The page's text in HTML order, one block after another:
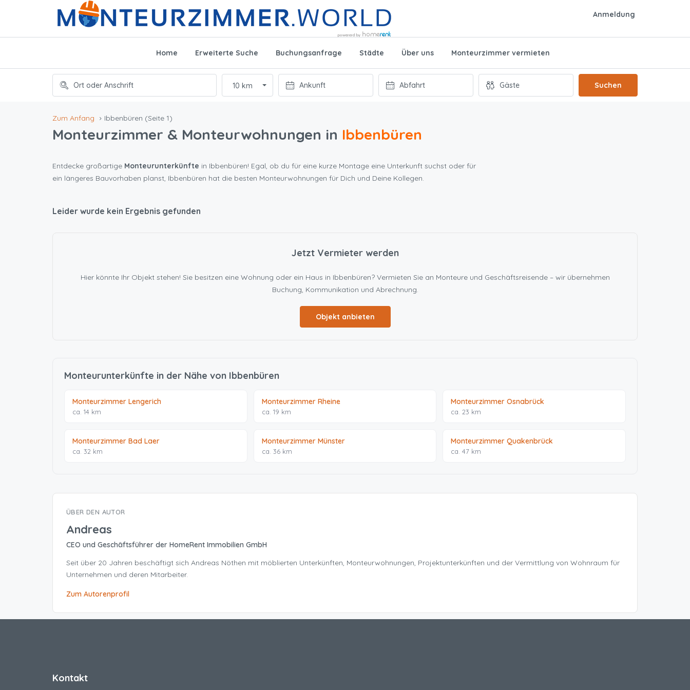
Anmeldung
Home Erweiterte Suche Buchungsanfrage Städte Über uns Monteurzimmer vermieten
10 km Suchen
Zum Anfang Ibbenbüren (Seite 1)
Monteurzimmer & Monteurwohnungen in Ibbenbüren
Entdecke großartige Monteurunterkünfte in Ibbenbüren! Egal, ob du für eine kurze Montage eine Unterkunft suchst oder für
ein längeres Bauvorhaben planst, Ibbenbüren hat die besten Monteurwohnungen für Dich und Deine Kollegen.
Leider wurde kein Ergebnis gefunden
Jetzt Vermieter werden
Hier könnte Ihr Objekt stehen! Sie besitzen eine Wohnung oder ein Haus in Ibbenbüren? Vermieten Sie an Monteure und Geschäftsreisende – wir übernehmen
Buchung, Kommunikation und Abrechnung.
Objekt anbieten
Monteurunterkünfte in der Nähe von Ibbenbüren
Monteurzimmer Lengerich
ca. 14 km
Monteurzimmer Rheine
ca. 19 km
Monteurzimmer Osnabrück
ca. 23 km
Monteurzimmer Bad Laer
ca. 32 km
Monteurzimmer Münster
ca. 36 km
Monteurzimmer Quakenbrück
ca. 47 km
ÜBER DEN AUTOR
Andreas
CEO und Geschäftsführer der HomeRent Immobilien GmbH
Seit über 20 Jahren beschäftigt sich Andreas Nöthen mit möblierten Unterkünften, Monteurwohnungen, Projektunterkünften und der Vermittlung von Wohnraum für
Unternehmen und deren Mitarbeiter.
Zum Autorenprofil
Kontakt